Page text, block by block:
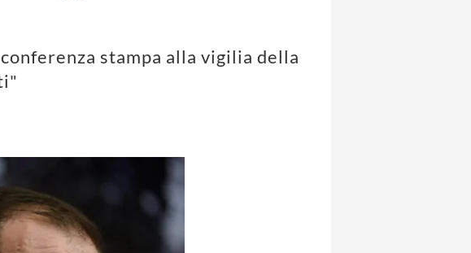
stampa alla vigilia della